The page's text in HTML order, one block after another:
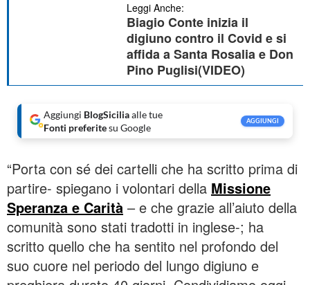
Leggi Anche:
Biagio Conte inizia il
digiuno contro il Covid e si
affida a Santa Rosalia e Don
Pino Puglisi(VIDEO)
Aggiungi BlogSiciliaalle tue
Fonti preferitesu Google
AGGIUNGI
“Porta con sé dei cartelli che ha scritto prima di
partire- spiegano i volontari della Missione
Speranza e Carità – e che grazie all’aiuto della
comunità sono stati tradotti in inglese-; ha
scritto quello che ha sentito nel profondo del
suo cuore nel periodo del lungo digiuno e